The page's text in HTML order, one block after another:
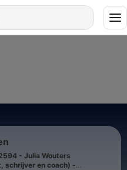
- Julia Wouters
schrijver en coach) -